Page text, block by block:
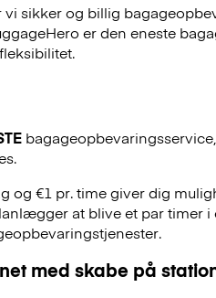
sikker og billig
er den eneste
og €1 pr. time giver dig
at blive et par timer
med skabe på